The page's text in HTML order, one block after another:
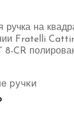
ручка на
Fratelli
8-CR
ручки